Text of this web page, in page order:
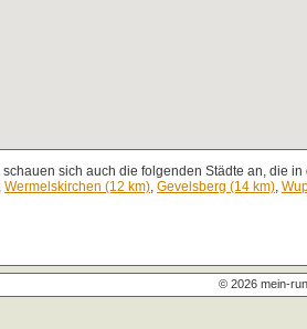
sich auch die folgenden Städte an, die
, Wermelskirchen (12 km), Gevelsberg (14 km),
© 2026 mein-